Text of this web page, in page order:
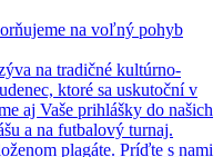
na voľný pohyb
na tradičné kultúrno-
ktoré sa uskutoční v
aj Vaše prihlášky do našich
a na futbalový turnaj.
plagáte. Príďte s nami